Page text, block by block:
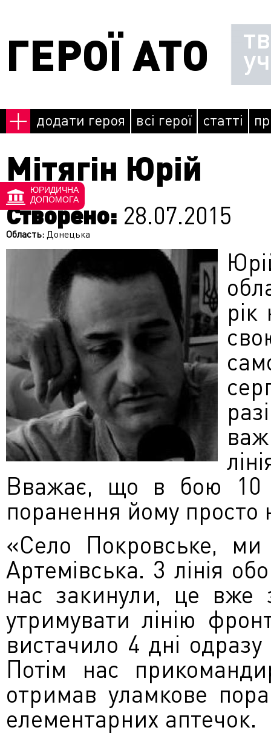
ГЕРОЇ АТО
додати героя всі герої статті
Мітягін Юрій
Створено: 28.07.2015
Область: Донецька
Вважає, що в бою 10
поранення йому
«Село Покровське, ми
Артемівська. 3 лінія
нас закинули, це
утримувати лінію
вистачило 4 дні
Потім нас
отримав уламкове
елементарних аптечок.
ЮРИДИЧНА
ДОПОМОГА